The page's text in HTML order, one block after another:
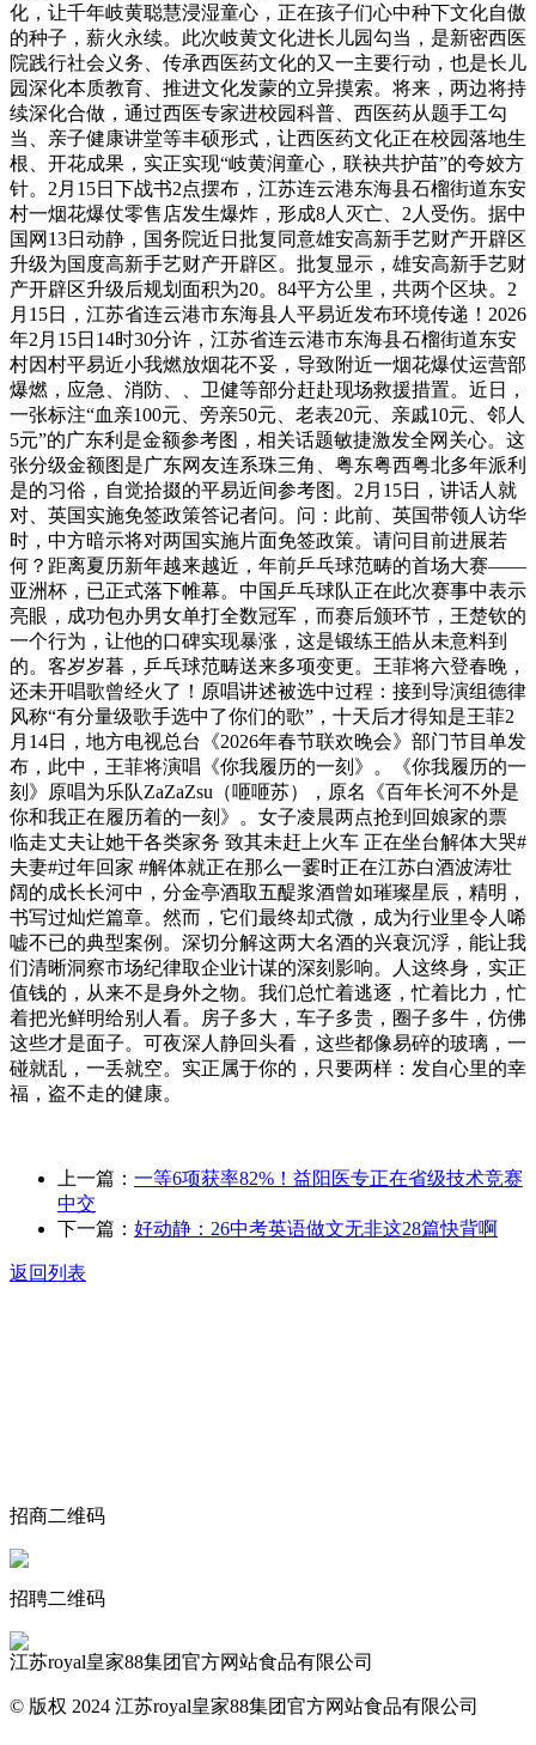
化，让千年岐黄聪慧浸湿童心，正在孩子们心中种下文化自傲
的种子，薪火永续。此次岐黄文化进长儿园勾当，是新密西医
院践行社会义务、传承西医药文化的又一主要行动，也是长儿
园深化本质教育、推进文化发蒙的立异摸索。将来，两边将持
续深化合做，通过西医专家进校园科普、西医药从题手工勾
当、亲子健康讲堂等丰硕形式，让西医药文化正在校园落地生
根、开花成果，实正实现“岐黄润童心，联袂共护苗”的夸姣方
针。2月15日下战书2点摆布，江苏连云港东海县石榴街道东安
村一烟花爆仗零售店发生爆炸，形成8人灭亡、2人受伤。据中
国网13日动静，国务院近日批复同意雄安高新手艺财产开辟区
升级为国度高新手艺财产开辟区。批复显示，雄安高新手艺财
产开辟区升级后规划面积为20。84平方公里，共两个区块。2
月15日，江苏省连云港市东海县人平易近发布环境传递！2026
年2月15日14时30分许，江苏省连云港市东海县石榴街道东安
村因村平易近小我燃放烟花不妥，导致附近一烟花爆仗运营部
爆燃，应急、消防、、卫健等部分赶赴现场救援措置。近日，
一张标注“血亲100元、旁亲50元、老表20元、亲戚10元、邻人
5元”的广东利是金额参考图，相关话题敏捷激发全网关心。这
张分级金额图是广东网友连系珠三角、粤东粤西粤北多年派利
是的习俗，自觉拾掇的平易近间参考图。2月15日，讲话人就
对、英国实施免签政策答记者问。问：此前、英国带领人访华
时，中方暗示将对两国实施片面免签政策。请问目前进展若
何？距离夏历新年越来越近，年前乒乓球范畴的首场大赛——
亚洲杯，已正式落下帷幕。中国乒乓球队正在此次赛事中表示
亮眼，成功包办男女单打全数冠军，而赛后颁环节，王楚钦的
一个行为，让他的口碑实现暴涨，这是锻练王皓从未意料到
的。客岁岁暮，乒乓球范畴送来多项变更。王菲将六登春晚，
还未开唱歌曾经火了！原唱讲述被选中过程：接到导演组德律
风称“有分量级歌手选中了你们的歌”，十天后才得知是王菲2
月14日，地方电视总台《2026年春节联欢晚会》部门节目单发
布，此中，王菲将演唱《你我履历的一刻》。《你我履历的一
刻》原唱为乐队ZaZaZsu（咂咂苏），原名《百年长河不外是
你和我正在履历着的一刻》。女子凌晨两点抢到回娘家的票
临走丈夫让她干各类家务 致其未赶上火车 正在坐台解体大哭#
夫妻#过年回家 #解体就正在那么一霎时正在江苏白酒波涛壮
阔的成长长河中，分金亭酒取五醍浆酒曾如璀璨星辰，精明，
书写过灿烂篇章。然而，它们最终却式微，成为行业里令人唏
嘘不已的典型案例。深切分解这两大名酒的兴衰沉浮，能让我
们清晰洞察市场纪律取企业计谋的深刻影响。人这终身，实正
值钱的，从来不是身外之物。我们总忙着逃逐，忙着比力，忙
着把光鲜明给别人看。房子多大，车子多贵，圈子多牛，仿佛
这些才是面子。可夜深人静回头看，这些都像易碎的玻璃，一
碰就乱，一丢就空。实正属于你的，只要两样：发自心里的幸
福，盗不走的健康。
上一篇： 一等6项获率82%！益阳医专正在省级技术竞赛
中交
下一篇： 好动静：26中考英语做文无非这28篇快背啊
返回列表
招商二维码
招聘二维码
江苏royal皇家88集团官方网站食品有限公司
© 版权 2024 江苏royal皇家88集团官方网站食品有限公司